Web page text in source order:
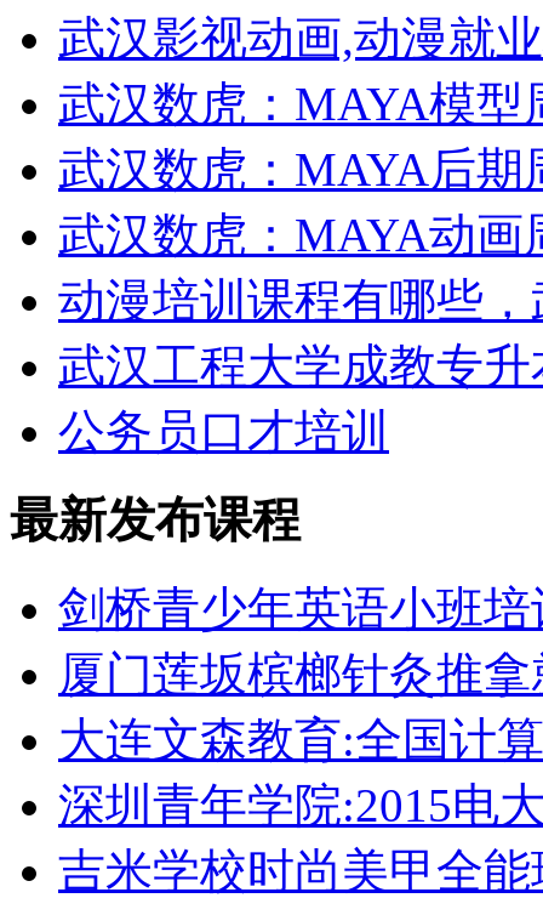
武汉影视动画,动漫就
武汉数虎：MAYA模型
武汉数虎：MAYA后期
武汉数虎：MAYA动画
动漫培训课程有哪些
武汉工程大学成教专
公务员口才培训
最新发布课程
剑桥青少年英语小班培
厦门莲坂槟榔针灸推
大连文森教育:全国计
深圳青年学院:2015电
吉米学校时尚美甲全能